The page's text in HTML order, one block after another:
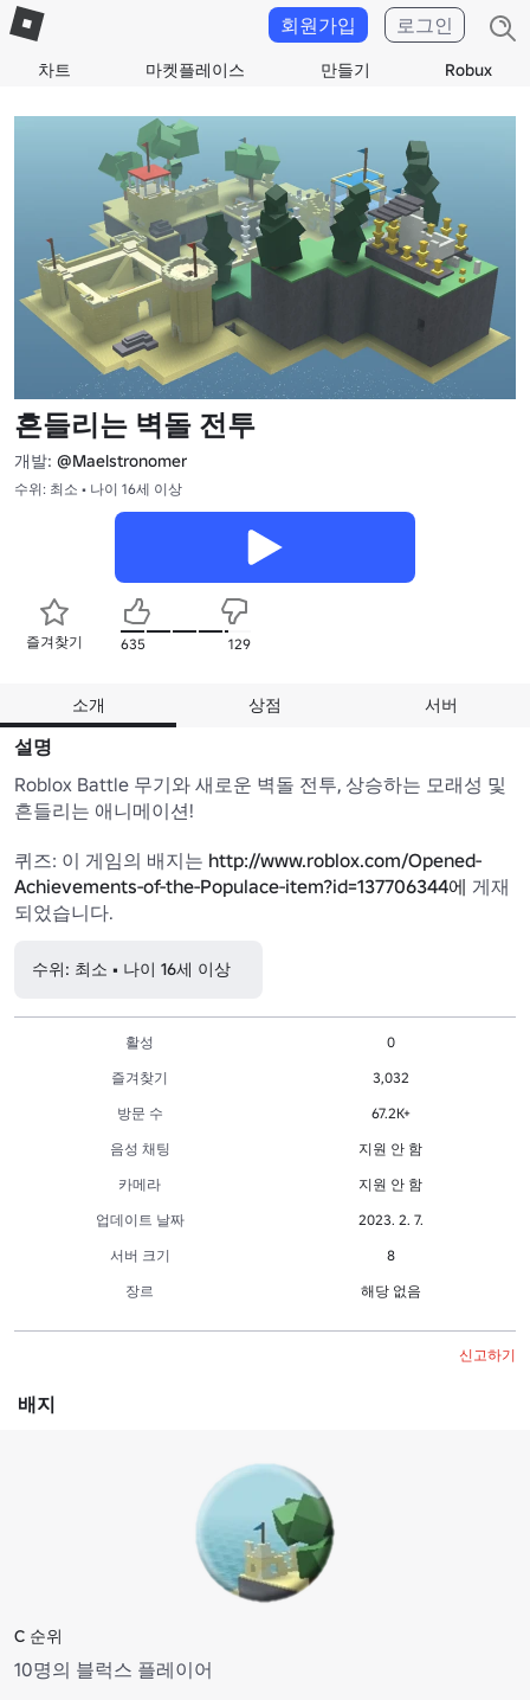
차트 마켓플레이스 만들기 Robux
회원가입 로그인
흔들리는 벽돌 전투
개발: @Maelstronomer
수위: 최소 • 나이 16세 이상
즐겨찾기 635 129
소개 상점 서버
설명
Roblox Battle 무기와 새로운 벽돌 전투, 상승하는 모래성 및
흔들리는 애니메이션!
퀴즈: 이 게임의 배지는 http://www.roblox.com/Opened-
Achievements-of-the-Populace-item?id=137706344에 게재
되었습니다.
수위: 최소 • 나이 16세 이상
활성
0
즐겨찾기
3,032
방문 수
67.2K+
음성 채팅
지원 안 함
카메라
지원 안 함
업데이트 날짜
2023. 2. 7.
서버 크기
8
장르
해당 없음
신고하기
배지
C 순위
10명의 블럭스 플레이어